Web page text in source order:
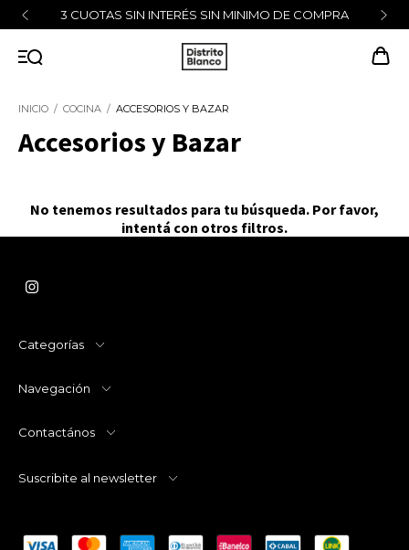
3 CUOTAS SIN INTERÉS SIN MINIMO DE COMPRA
INICIO / COCINA / ACCESORIOS Y BAZAR
Accesorios y Bazar
No tenemos resultados para tu búsqueda. Por favor,
intentá con otros filtros.
Categorías
Navegación
Contactános
Suscribite al newsletter